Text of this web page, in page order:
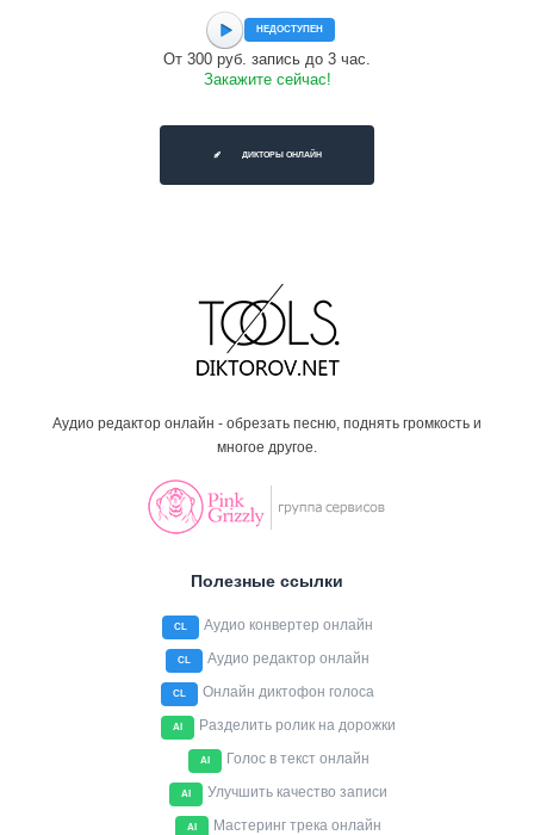
НЕДОСТУПЕН
От 300 руб. запись до 3 час.
Закажите сейчас!
ДИКТОРЫ ОНЛАЙН
Аудио редактор онлайн - обрезать песню, поднять громкость и
многое другое.
Полезные ссылки
CL Аудио конвертер онлайн
CL Аудио редактор онлайн
CL Онлайн диктофон голоса
AI Разделить ролик на дорожки
AI Голос в текст онлайн
AI Улучшить качество записи
AI Мастеринг трека онлайн